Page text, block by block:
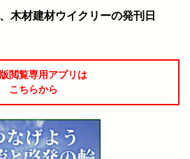
木材建材ウイクリーの発刊日
閲覧専用アプリは
こちらから